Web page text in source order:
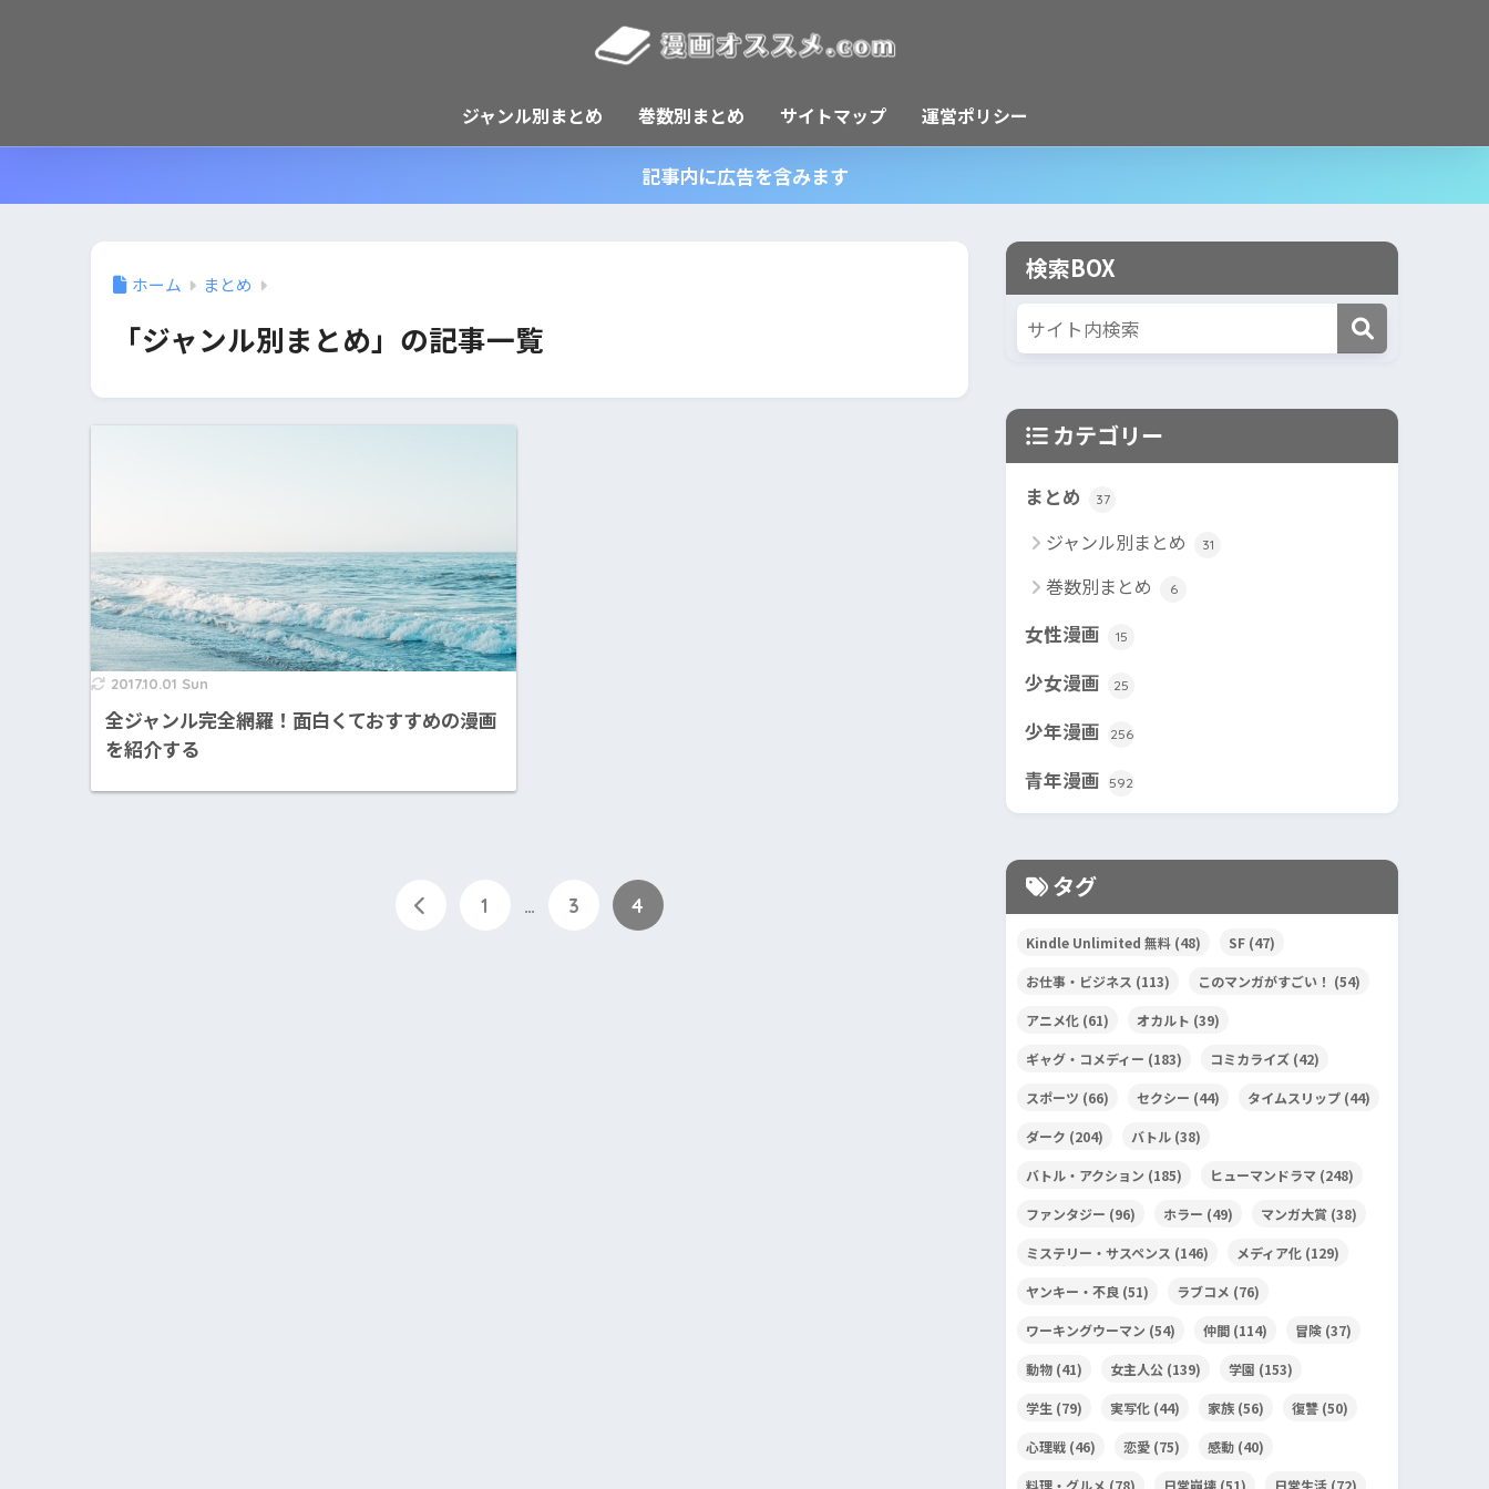
ジャンル別まとめ 巻数別まとめ サイトマップ 運営ポリシー
記事内に広告を含みます
ホーム まとめ
「ジャンル別まとめ」の記事一覧
2017.10.01 Sun
全ジャンル完全網羅！面白くておすすめの漫画
を紹介する
1 … 3 4
検索BOX
カテゴリー
まとめ 37
ジャンル別まとめ 31
巻数別まとめ 6
女性漫画 15
少女漫画 25
少年漫画 256
青年漫画 592
タグ
Kindle Unlimited 無料 (48) SF (47)
お仕事・ビジネス (113) このマンガがすごい！ (54)
アニメ化 (61) オカルト (39)
ギャグ・コメディー (183) コミカライズ (42)
スポーツ (66) セクシー (44) タイムスリップ (44)
ダーク (204) バトル (38)
バトル・アクション (185) ヒューマンドラマ (248)
ファンタジー (96) ホラー (49) マンガ大賞 (38)
ミステリー・サスペンス (146) メディア化 (129)
ヤンキー・不良 (51) ラブコメ (76)
ワーキングウーマン (54) 仲間 (114) 冒険 (37)
動物 (41) 女主人公 (139) 学園 (153)
学生 (79) 実写化 (44) 家族 (56) 復讐 (50)
心理戦 (46) 恋愛 (75) 感動 (40)